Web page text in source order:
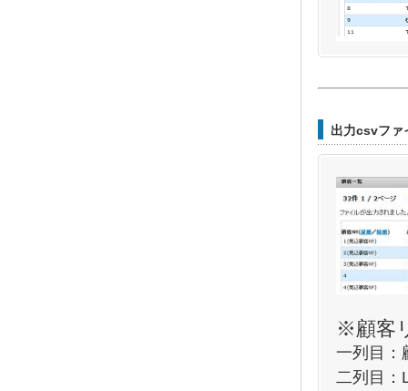
出力csvファ
※顧客
一列目：
二列目：